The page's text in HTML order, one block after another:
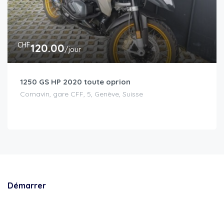
CHF120.00/jour
1250 GS HP 2020 toute oprion
Cornavin, gare CFF, 5, Genève, Suisse
Démarrer